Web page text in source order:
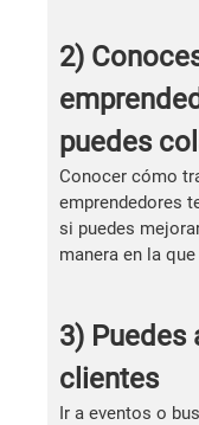
2)
puedes
Conocer cómo
emprendedores
si puedes
manera en la
3) Puedes
clientes
Ir a eventos o